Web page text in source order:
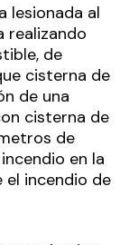
lesionada al
realizando
de
cisterna de
de una
cisterna de
de
en la
incendio de